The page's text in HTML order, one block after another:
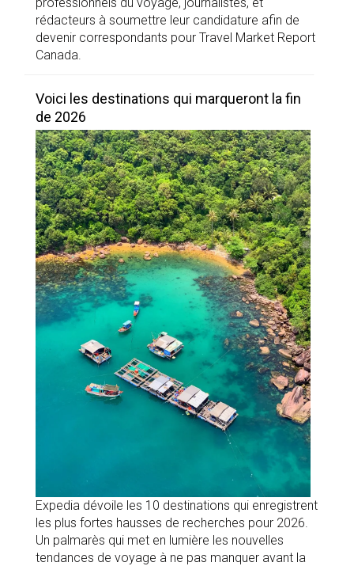
rédacteurs à soumettre leur candidature afin de
devenir correspondants pour Travel Market Report
Canada.
Voici les destinations qui marqueront la fin
de 2026
Expedia dévoile les 10 destinations qui enregistrent
les plus fortes hausses de recherches pour 2026.
Un palmarès qui met en lumière les nouvelles
tendances de voyage à ne pas manquer avant la